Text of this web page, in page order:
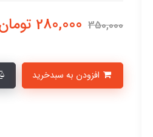
350,000
280,000